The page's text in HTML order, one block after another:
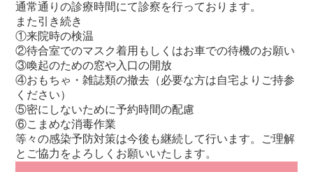
通常通りの診療時間にて診察を行っております。
また引き続き
①来院時の検温
②待合室でのマスク着用もしくはお車での待機のお願い
③喚起のための窓や入口の開放
④おもちゃ・雑誌類の撤去（必要な方は自宅よりご持参
ください）
⑤密にしないために予約時間の配慮
⑥こまめな消毒作業
等々の感染予防対策は今後も継続して行います。ご理解
とご協力をよろしくお願いいたします。